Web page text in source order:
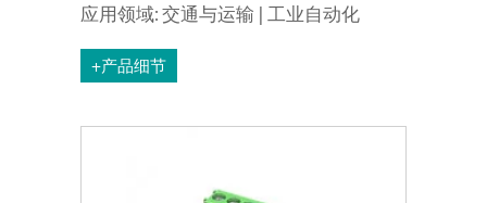
应用领域: 交通与运输 | 工业自动化
+产品细节